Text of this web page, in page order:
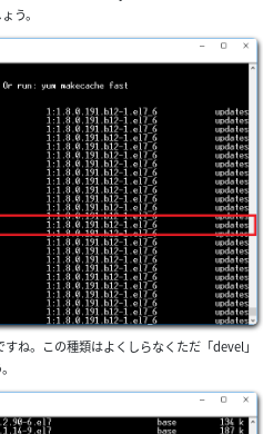
う。
ね。この種類はよくしらなくただ「devel」